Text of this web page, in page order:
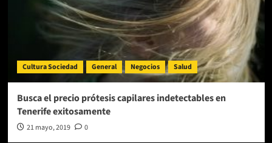
Cultura Sociedad General Negocios Salud
Busca el precio prótesis capilares indetectables en
Tenerife exitosamente
21 mayo, 2019 0